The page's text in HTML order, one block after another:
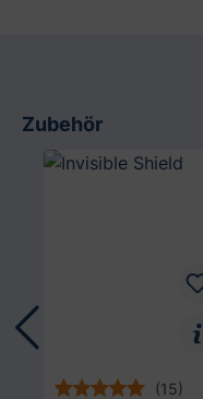
Zubehör
Produktgalerie
(15)